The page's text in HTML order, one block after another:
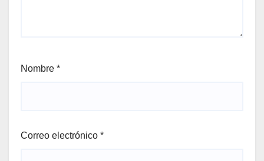
Nombre *
Correo electrónico *